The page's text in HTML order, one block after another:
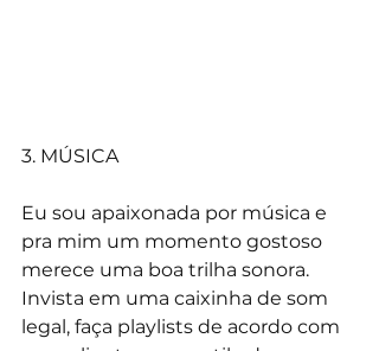
3. MÚSICA
Eu sou apaixonada por música e
pra mim um momento gostoso
merece uma boa trilha sonora.
Invista em uma caixinha de som
legal, faça playlists de acordo com